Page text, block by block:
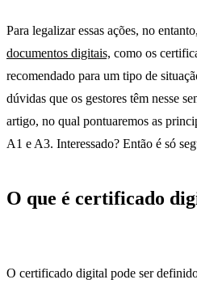
Para legalizar essas ações, no
documentos digitais, como os
recomendado para um tipo de
dúvidas que os gestores têm nesse
artigo, no qual pontuaremos as
A1 e A3. Interessado? Então é só
O que é certificado
O certificado digital pode ser